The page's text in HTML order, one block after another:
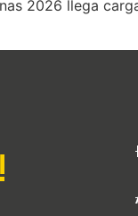
2026 llega